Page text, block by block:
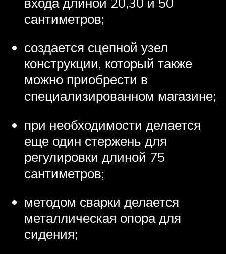
сантиметров;
создается сцепной узел
конструкции, который также
можно приобрести в
специализированном магазине;
при необходимости делается
еще один стержень для
регулировки длиной 75
сантиметров;
методом сварки делается
металлическая опора для
сидения;